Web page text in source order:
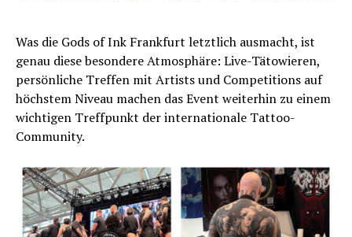
Was die Gods of Ink Frankfurt letztlich ausmacht, ist
genau diese besondere Atmosphäre: Live-Tätowieren,
persönliche Treffen mit Artists und Competitions auf
höchstem Niveau machen das Event weiterhin zu einem
wichtigen Treffpunkt der internationale Tattoo-
Community.